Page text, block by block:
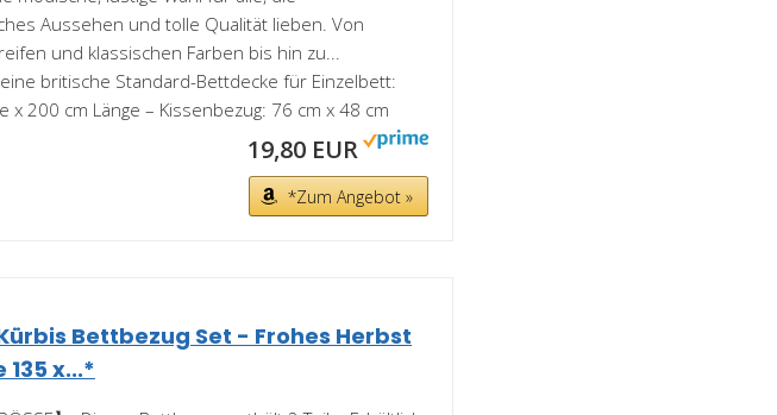
Aussehen und tolle Qualität lieben. Von
und klassischen Farben bis hin zu...
britische Standard-Bettdecke für Einzelbett:
x 200 cm Länge – Kissenbezug: 76 cm x 48 cm
19,80 EUR
*Zum Angebot »
Bettbezug Set - Frohes Herbst
x...*